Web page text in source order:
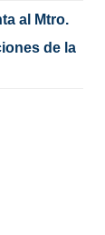
al Mtro.
de la